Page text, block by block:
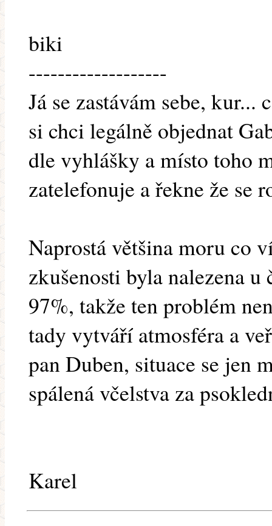
biki
-------------------
Já se zastávám sebe,
si chci legálně objednat
dle vyhlášky a místo toho
zatelefonuje a řekne že se
Naprostá většina moru co
zkušenosti byla nalezena
97%, takže ten problém
tady vytváří atmosféra a
pan Duben, situace se jen
spálená včelstva za
Karel